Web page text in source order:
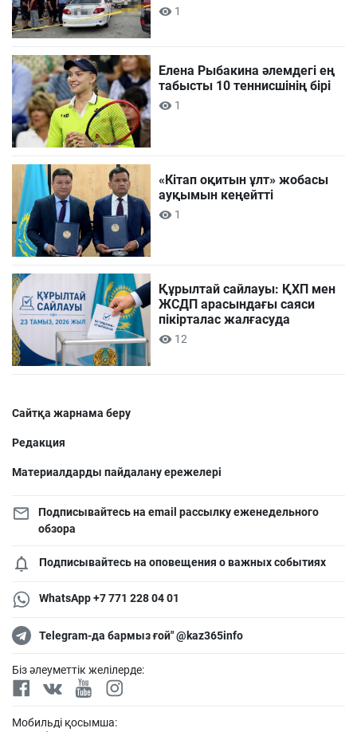
1
Елена Рыбакина әлемдегі ең
табысты 10 теннисшінің бірі
1
«Кітап оқитын ұлт» жобасы
ауқымын кеңейтті
1
Құрылтай сайлауы: ҚХП мен
ЖСДП арасындағы саяси
пікірталас жалғасуда
12
Сайтқа жарнама беру
Редакция
Материалдарды пайдалану ережелері
Подписывайтесь на email рассылку еженедельного
обзора
Подписывайтесь на оповещения о важных событиях
WhatsApp +7 771 228 04 01
Telegram-да бармыз ғой" @kaz365info
Біз әлеуметтік желілерде:
Мобильді қосымша: